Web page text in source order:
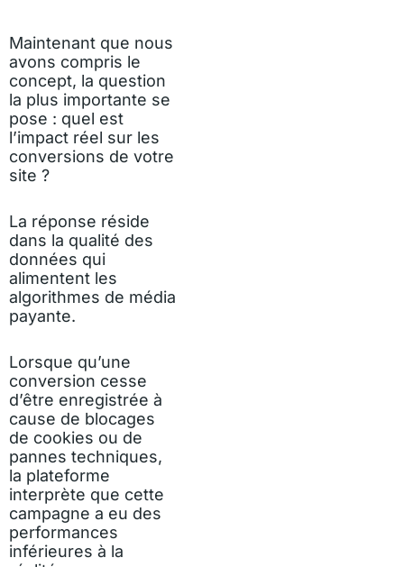
Maintenant que nous
avons compris le
concept, la question
la plus importante se
pose : quel est
l’impact réel sur les
conversions de votre
site ?
La réponse réside
dans la qualité des
données qui
alimentent les
algorithmes de média
payante.
Lorsque qu’une
conversion cesse
d’être enregistrée à
cause de blocages
de cookies ou de
pannes techniques,
la plateforme
interprète que cette
campagne a eu des
performances
inférieures à la